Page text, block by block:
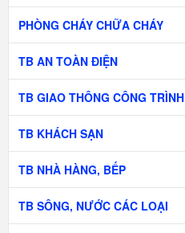
PHÒNG CHÁY CHỮA CHÁY
TB AN TOÀN ĐIỆN
TB GIAO THÔNG CÔNG TRÌNH
TB KHÁCH SẠN
TB NHÀ HÀNG, BẾP
TB SÔNG, NƯỚC CÁC LOẠI